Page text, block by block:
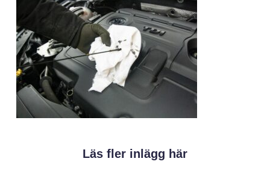
Läs fler inlägg här